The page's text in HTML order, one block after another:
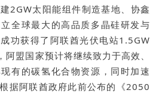
2GW太阳能组件制造基地、协鑫
全球最大的高品质多晶硅研发与
功获得了阿联酋光伏电站1.5GW
阿盟国家预计将继续致力于高效、
有的碳氢化合物资源，同时加速
据阿联酋政府此前公布的《2050